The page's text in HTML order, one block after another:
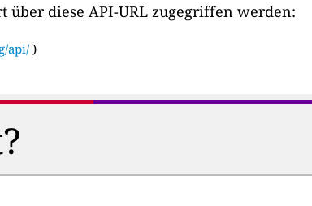
diese API-URL zugegriffen werden:
api/ )